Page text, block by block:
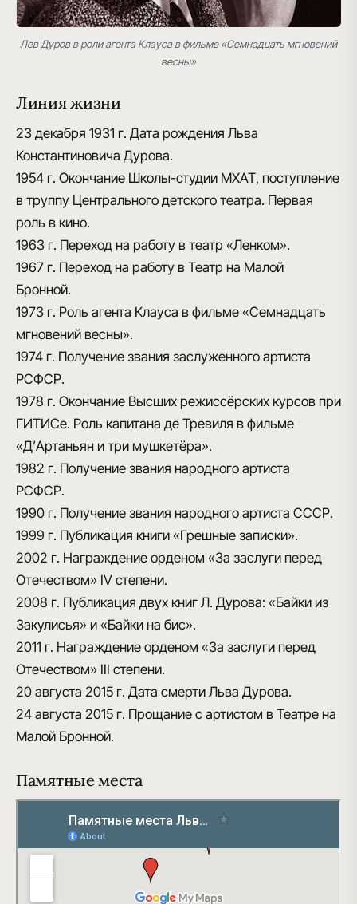
Лев Дуров в роли агента Клауса в фильме «Семнадцать мгновений
весны»
Линия жизни
23 декабря 1931 г. Дата рождения Льва
Константиновича Дурова.
1954 г. Окончание Школы-студии МХАТ, поступление
в труппу Центрального детского театра. Первая
роль в кино.
1963 г. Переход на работу в театр «Ленком».
1967 г. Переход на работу в Театр на Малой
Бронной.
1973 г. Роль агента Клауса в фильме «Семнадцать
мгновений весны».
1974 г. Получение звания заслуженного артиста
РСФСР.
1978 г. Окончание Высших режиссёрских курсов при
ГИТИСе. Роль капитана де Тревиля в фильме
«Д’Артаньян и три мушкетёра».
1982 г. Получение звания народного артиста
РСФСР.
1990 г. Получение звания народного артиста СССР.
1999 г. Публикация книги «Грешные записки».
2002 г. Награждение орденом «За заслуги перед
Отечеством» IV степени.
2008 г. Публикация двух книг Л. Дурова: «Байки из
Закулисья» и «Байки на бис».
2011 г. Награждение орденом «За заслуги перед
Отечеством» III степени.
20 августа 2015 г. Дата смерти Льва Дурова.
24 августа 2015 г. Прощание с артистом в Театре на
Малой Бронной.
Памятные места